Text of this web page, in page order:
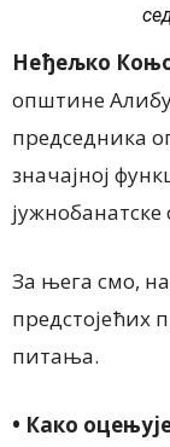
Неђељко
општине
председника
значајној
За њега смо,
предстојећих
питања.
• Како